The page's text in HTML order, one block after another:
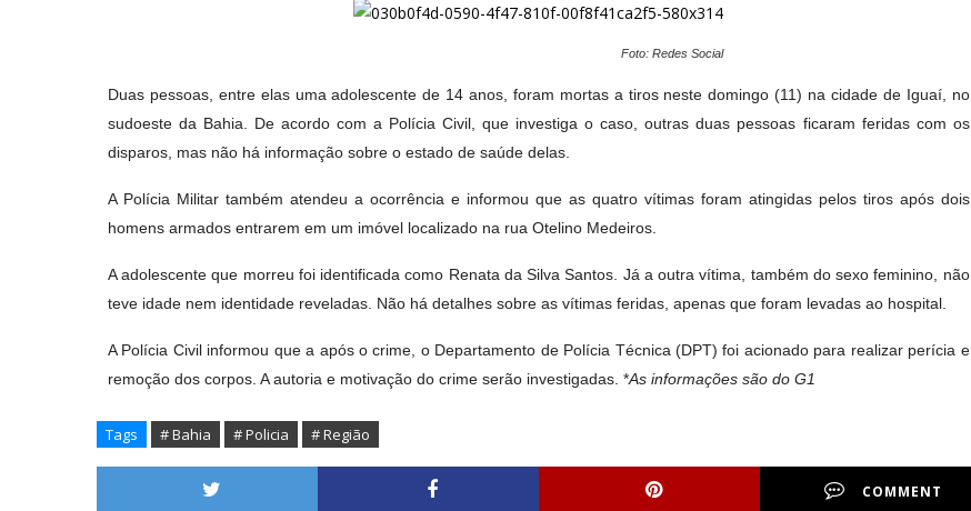
Foto: Redes Social
Duas pessoas, entre elas uma adolescente de 14 anos, foram mortas a tiros neste domingo (11) na cidade de Iguaí, no
sudoeste da Bahia. De acordo com a Polícia Civil, que investiga o caso, outras duas pessoas ficaram feridas com os
disparos, mas não há informação sobre o estado de saúde delas.
A Polícia Militar também atendeu a ocorrência e informou que as quatro vítimas foram atingidas pelos tiros após dois
homens armados entrarem em um imóvel localizado na rua Otelino Medeiros.
A adolescente que morreu foi identificada como Renata da Silva Santos. Já a outra vítima, também do sexo feminino, não
teve idade nem identidade reveladas. Não há detalhes sobre as vítimas feridas, apenas que foram levadas ao hospital.
A Polícia Civil informou que a após o crime, o Departamento de Polícia Técnica (DPT) foi acionado para realizar perícia e
remoção dos corpos. A autoria e motivação do crime serão investigadas. *As informações são do G1
Tags # Bahia # Policia # Região
COMMENT